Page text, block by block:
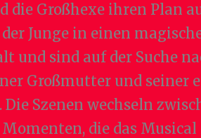
die Großhexe ihren Plan
Junge in einen
und sind auf der Suche
Großmutter und seiner
Szenen wechseln
die das Musical